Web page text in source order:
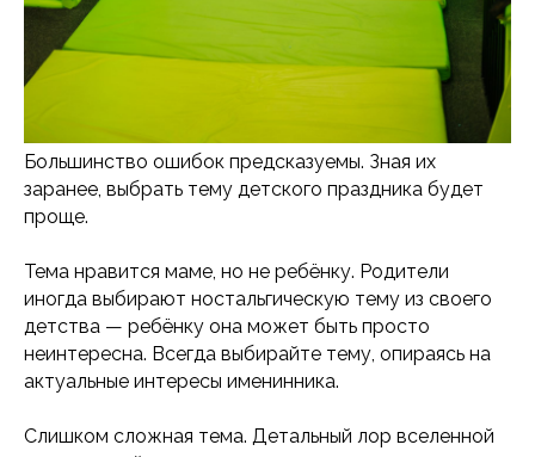
Большинство ошибок предсказуемы. Зная их
заранее, выбрать тему детского праздника будет
проще.
Тема нравится маме, но не ребёнку. Родители
иногда выбирают ностальгическую тему из своего
детства — ребёнку она может быть просто
неинтересна. Всегда выбирайте тему, опираясь на
актуальные интересы именинника.
Слишком сложная тема. Детальный лор вселенной